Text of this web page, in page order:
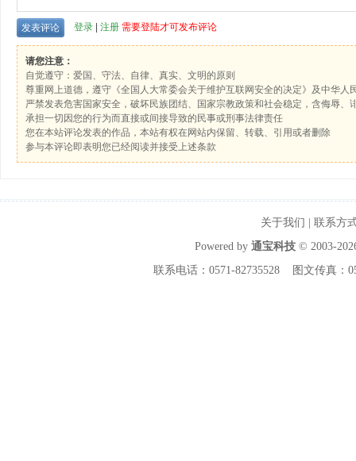
登录 注册 需要登陆才可发布评论
请您注意：
自觉遵守：爱国、守法、自律、真实、文明的原则
尊重网上道德，遵守《全国人大常委会关于维护互联网安全的决定》及中华人
严禁发表危害国家安全，破坏民族团结、国家宗教政策和社会稳定，含侮辱、
承担一切因您的行为而直接或间接导致的民事或刑事法律责任
您在本站评论发表的作品，本站有权在网站内保留、转载、引用或者删除
参与本评论即表明您已经阅读并接受上述条款
关于我们
联系方
Powered by 通宝科技 © 2003-
联系电话：0571-82735528 图文传真：